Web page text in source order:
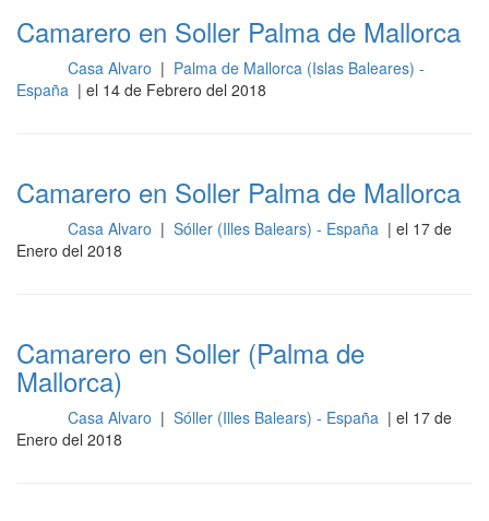
Camarero en Soller Palma de Mallorca
Casa Alvaro | Palma de Mallorca (Islas Baleares) -
España | el 14 de Febrero del 2018
Camarero en Soller Palma de Mallorca
Casa Alvaro | Sóller (Illes Balears) - España | el 17 de
Enero del 2018
Camarero en Soller (Palma de
Mallorca)
Casa Alvaro | Sóller (Illes Balears) - España | el 17 de
Enero del 2018